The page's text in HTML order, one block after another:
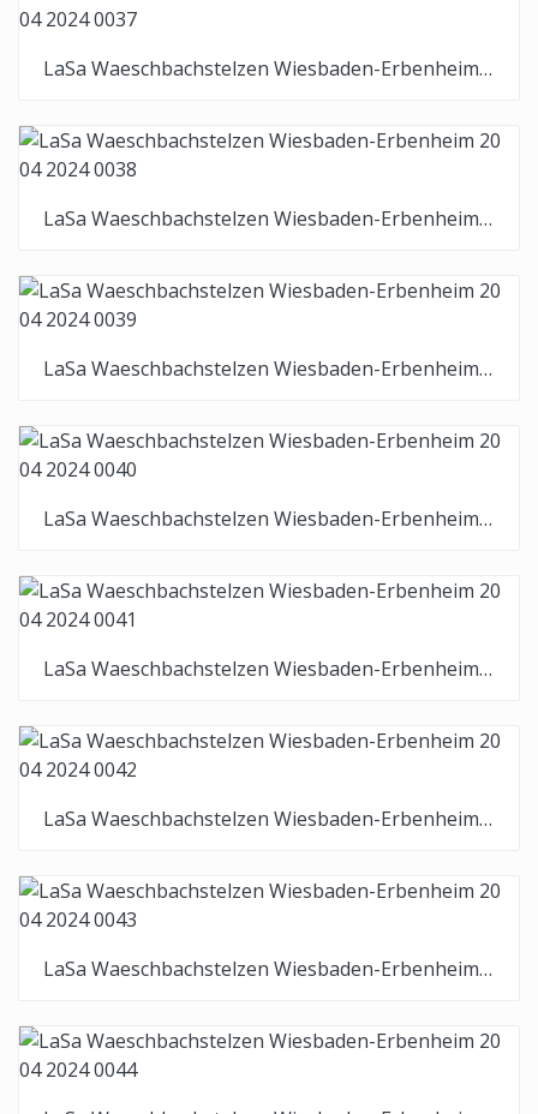
LaSa Waeschbachstelzen Wiesbaden-Erbenheim 20 04 2024 0037
LaSa Waeschbachstelzen Wiesbaden-Erbenheim 20 04 2024 0038
LaSa Waeschbachstelzen Wiesbaden-Erbenheim 20 04 2024 0039
LaSa Waeschbachstelzen Wiesbaden-Erbenheim 20 04 2024 0040
LaSa Waeschbachstelzen Wiesbaden-Erbenheim 20 04 2024 0041
LaSa Waeschbachstelzen Wiesbaden-Erbenheim 20 04 2024 0042
LaSa Waeschbachstelzen Wiesbaden-Erbenheim 20 04 2024 0043